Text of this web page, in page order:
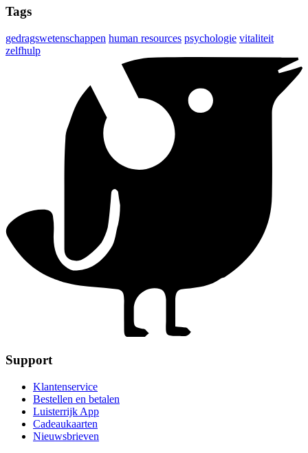
Tags
gedragswetenschappen human resources psychologie vitaliteit
zelfhulp
Support
Klantenservice
Bestellen en betalen
Luisterrijk App
Cadeaukaarten
Nieuwsbrieven